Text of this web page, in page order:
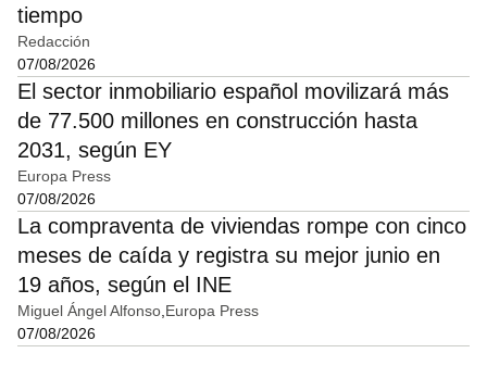
tiempo
Redacción
07/08/2026
El sector inmobiliario español movilizará más
de 77.500 millones en construcción hasta
2031, según EY
Europa Press
07/08/2026
La compraventa de viviendas rompe con cinco
meses de caída y registra su mejor junio en
19 años, según el INE
Miguel Ángel Alfonso Europa Press
07/08/2026